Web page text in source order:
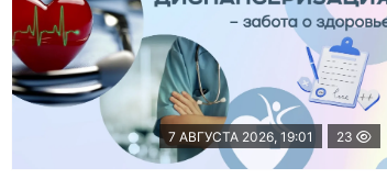
7 АВГУСТА 2026, 19:01 23